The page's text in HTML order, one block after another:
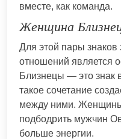
вместе, как команда.
Женщина
Для этой пары знаков
отношений является
Близнецы — это знак
такое сочетание
между ними.
подбодрить мужчин
больше энергии.